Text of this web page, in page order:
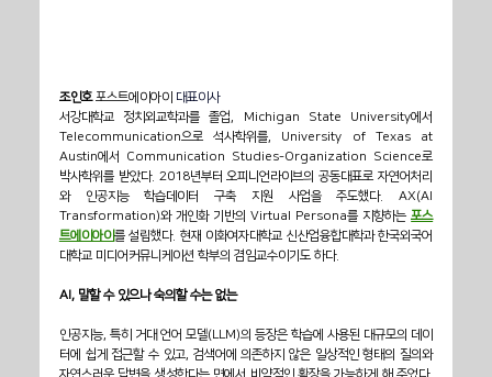
조인호 포스트에이아이 대표이사
서강대학교 정치외교학과를 졸업, Michigan State University에서
Telecommunication으로 석사학위를, University of Texas at
Austin에서 Communication Studies-Organization Science로
박사학위를 받았다. 2018년부터 오피니언라이브의 공동대표로 자연어처리
와 인공지능 학습데이터 구축 지원 사업을 주도했다. AX(AI
Transformation)와 개인화 기반의 Virtual Persona를 지향하는 포스
트에이아이를 설립했다. 현재 이화여자대학교 신산업융합대학과 한국외국어
대학교 미디어커뮤니케이션 학부의 겸임교수이기도 하다.
AI, 말할 수 있으나 숙의할 수는 없는
인공지능, 특히 거대 언어 모델(LLM)의 등장은 학습에 사용된 대규모의 데이
터에 쉽게 접근할 수 있고, 검색어에 의존하지 않은 일상적인 형태의 질의와